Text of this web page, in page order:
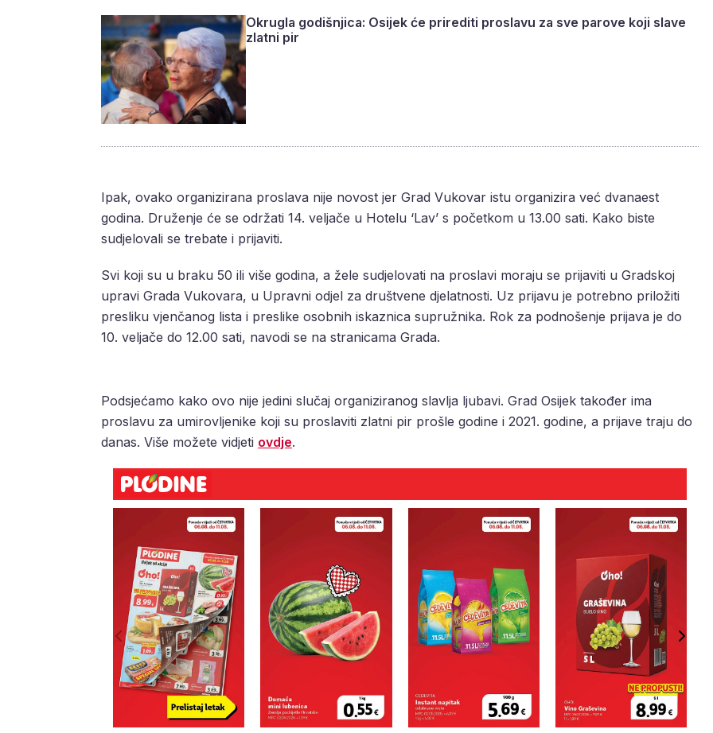
Okrugla godišnjica: Osijek će prirediti proslavu za sve parove koji slave
zlatni pir
Ipak, ovako organizirana proslava nije novost jer Grad Vukovar istu organizira već dvanaest
godina. Druženje će se održati 14. veljače u Hotelu ‘Lav’ s početkom u 13.00 sati. Kako biste
sudjelovali se trebate i prijaviti.
Svi koji su u braku 50 ili više godina, a žele sudjelovati na proslavi moraju se prijaviti u Gradskoj
upravi Grada Vukovara, u Upravni odjel za društvene djelatnosti. Uz prijavu je potrebno priložiti
presliku vjenčanog lista i preslike osobnih iskaznica supružnika. Rok za podnošenje prijava je do
10. veljače do 12.00 sati, navodi se na stranicama Grada.
Podsjećamo kako ovo nije jedini slučaj organiziranog slavlja ljubavi. Grad Osijek također ima
proslavu za umirovljenike koji su proslaviti zlatni pir prošle godine i 2021. godine, a prijave traju do
danas. Više možete vidjeti ovdje.